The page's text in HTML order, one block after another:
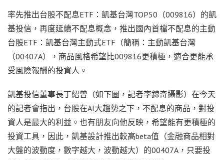
率先推出台股不配息ETF：凱基台灣TOP50（009816）的凱
基投信，再度延續不配息概念，推出國內首檔不配息的主動
台股ETF：凱基台灣主動式ETF（簡稱：主動凱基台灣
（00407A），商品風格希望比009816更積極，適合更能承
受風險報酬的投資人。
凱基投信董事長丁紹曾（如下圖，記者李錦奇攝影）在今天
的記者會指出，台股在AI大趨勢之下，不配息的商品，對投
資人是最大的利益。也有朋友向他反映，希望能有更積極的
投資工具，因此，凱基設計推出較高beta值（金融商品相對
大盤的波動度，數字越大，波動越大）的00407A，只要投